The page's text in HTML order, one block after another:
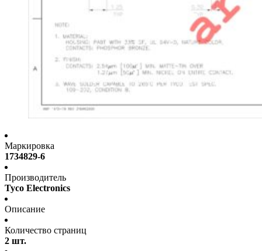
Маркировка
1734829-6
Производитель
Tyco Electronics
Описание
Количество страниц
2 шт.